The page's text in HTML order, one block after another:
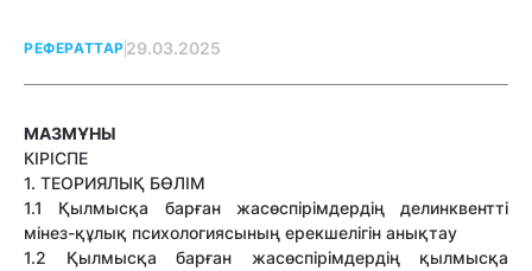
РЕФЕРАТТАР 29.03.2025
МАЗМҰНЫ
КІРІСПЕ
1. ТЕОРИЯЛЫҚ БӨЛІМ
1.1 Қылмысқа барған жасөспірімдердің делинквентті
мінез-құлық психологиясының ерекшелігін анықтау
1.2 Қылмысқа барған жасөспірімдердің қылмысқа